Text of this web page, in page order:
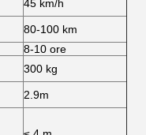
45 km/h
80-100 km
8-10 ore
300 kg
2.9m